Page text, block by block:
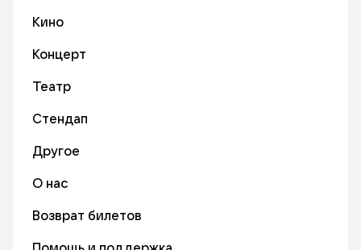
Кино
Концерт
Театр
Стендап
Другое
О нас
Возврат билетов